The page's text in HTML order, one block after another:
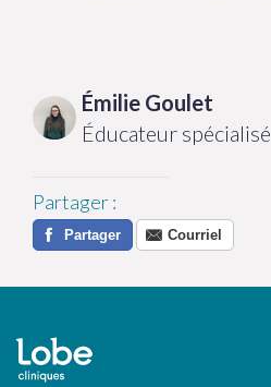
Émilie Goulet
Éducateur spécialisé
Partager:
Partager Courriel